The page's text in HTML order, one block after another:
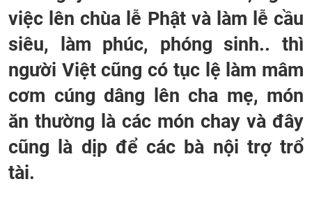
việc lên chùa lễ Phật và làm lễ cầu
siêu, làm phúc, phóng sinh.. thì
người Việt cũng có tục lệ làm mâm
cơm cúng dâng lên cha mẹ, món
ăn thường là các món chay và đây
cũng là dịp để các bà nội trợ trổ
tài.